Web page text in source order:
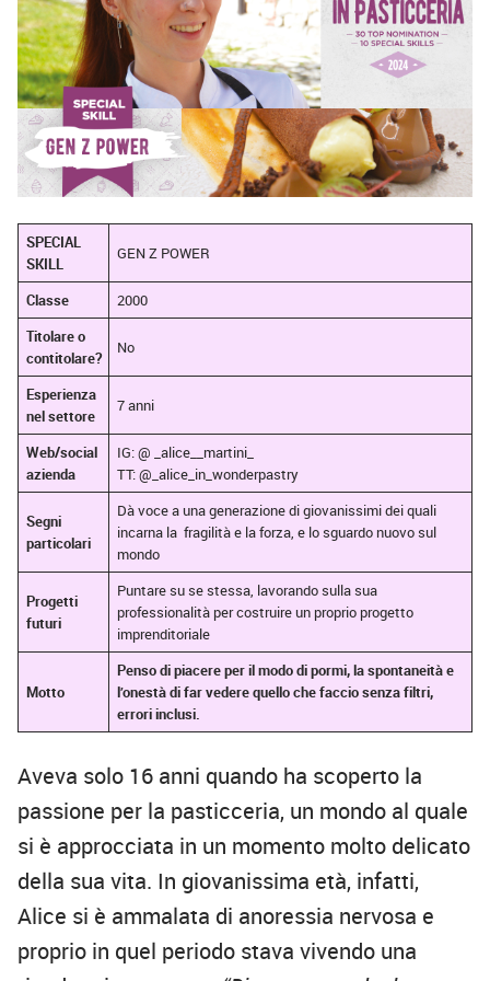
SPECIAL
SKILL
GEN Z POWER
Classe
2000
Titolare o
contitolare?
No
Esperienza
nel settore
7 anni
Web/social
azienda
IG: @ _alice__martini_
TT: @_alice_in_wonderpastry
Segni
particolari
Dà voce a una generazione di giovanissimi dei quali
incarna la fragilità e la forza, e lo sguardo nuovo sul
mondo
Progetti
futuri
Puntare su se stessa, lavorando sulla sua
professionalità per costruire un proprio progetto
imprenditoriale
Motto
Penso di piacere per il modo di pormi, la spontaneità e
l’onestà di far vedere quello che faccio senza filtri,
errori inclusi.
Aveva solo 16 anni quando ha scoperto la
passione per la pasticceria, un mondo al quale
si è approcciata in un momento molto delicato
della sua vita. In giovanissima età, infatti,
Alice si è ammalata di anoressia nervosa e
proprio in quel periodo stava vivendo una